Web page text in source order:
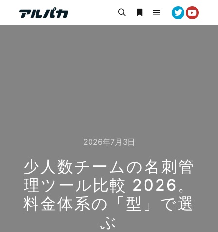
検索 詳細 メインメニュー
2026年7月3日
少人数チームの名刺管
理ツール比較 2026。
料金体系の「型」で選
ぶ